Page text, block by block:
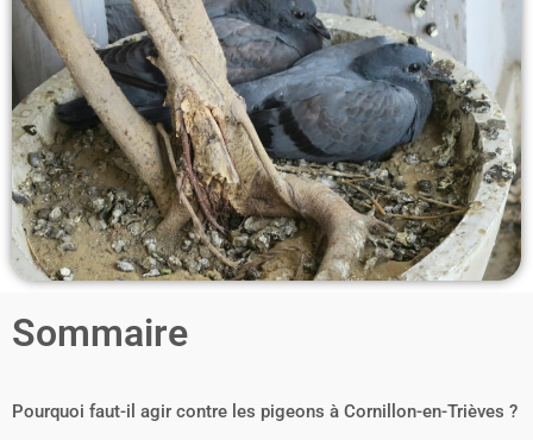
Sommaire
Pourquoi faut-il agir contre les pigeons à Cornillon-en-Trièves ?